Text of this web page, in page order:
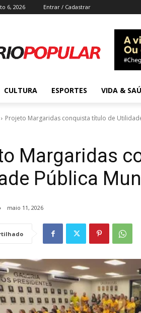
6, 2026 Entrar / Cadastrar
CULTURA ESPORTES VIDA &
Projeto Margaridas conquista título de
Margaridas
Pública
maio 11, 2026